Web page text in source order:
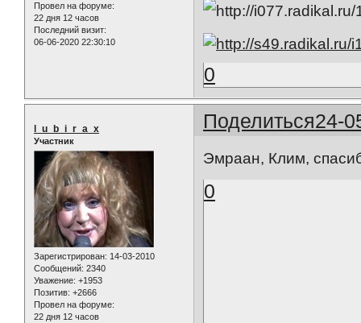
Провел на форуме:
22 дня 12 часов
Последний визит:
06-06-2020 22:30:10
0
Поделиться24-
l_u_b_i_r_a_x
Участник
Зарегистрирован: 14-03-2010
Сообщений: 2340
Уважение: +1953
Позитив: +2666
Провел на форуме:
22 дня 12 часов
Эмраан, Клим,
0